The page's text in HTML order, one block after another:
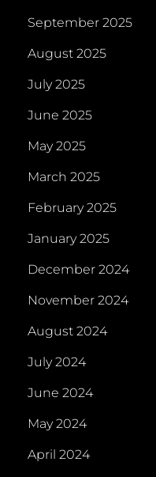
September 2025
August 2025
July 2025
June 2025
May 2025
March 2025
February 2025
January 2025
December 2024
November 2024
August 2024
July 2024
June 2024
May 2024
April 2024